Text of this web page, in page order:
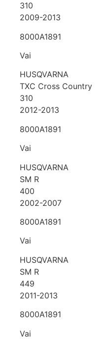
310
2009-2013
8000A1891
Vai
HUSQVARNA
TXC Cross Country
310
2012-2013
8000A1891
Vai
HUSQVARNA
SM R
400
2002-2007
8000A1891
Vai
HUSQVARNA
SM R
449
2011-2013
8000A1891
Vai